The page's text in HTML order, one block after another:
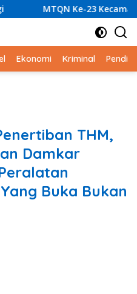
MTQN Ke-23
Ekonomi Kriminal
THM,
Damkar
Buka Bukan